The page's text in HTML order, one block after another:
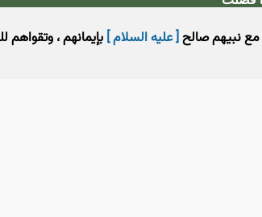
مع نبيهم صالح[ عليه السلام ]بإيمانهم ، وتقواهم